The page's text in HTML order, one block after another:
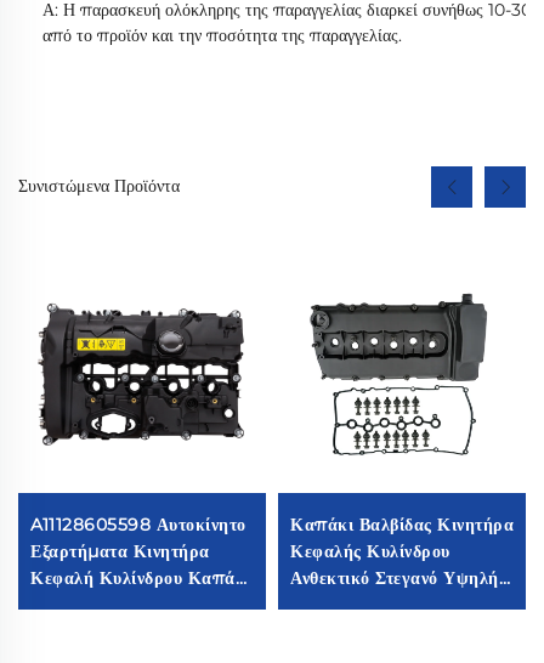
Α: Η παρασκευή ολόκληρης της παραγγελίας διαρκεί συνήθως 10-30
από το προϊόν και την ποσότητα της παραγγελίας.
Συνιστώμενα Προϊόντα
A11128605598 Αυτοκίνητο
Εξαρτήματα Κινητήρα
Κεφαλή Κυλίνδρου Καπάκι
Καπάκι Βαλβίδας Κινητήρα
Κεφαλής Κυλίνδρου
Ανθεκτικό Στεγανό Υψηλής